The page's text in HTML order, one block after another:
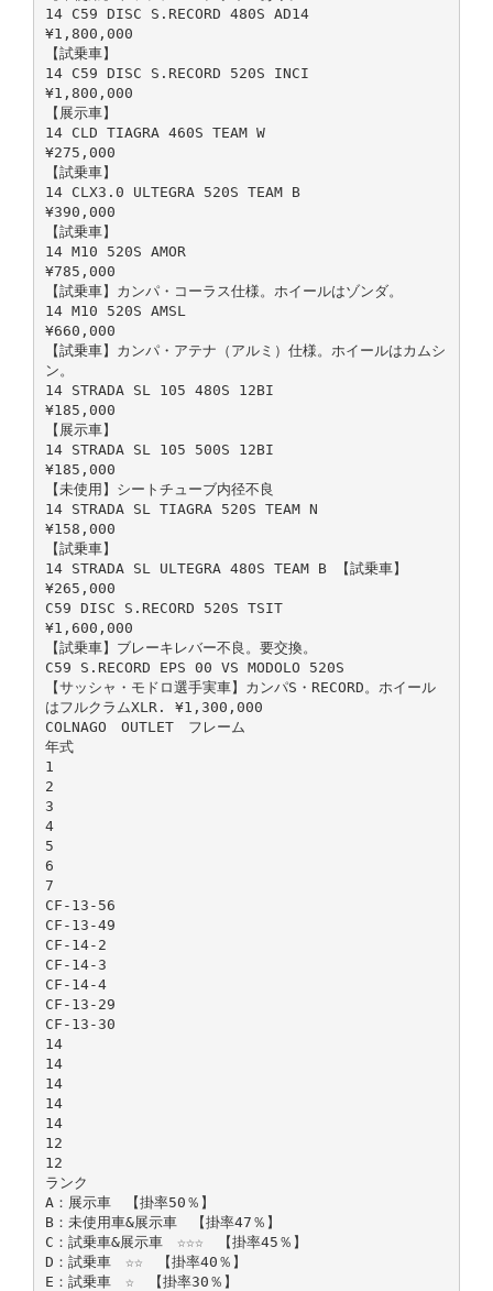
14 C59 DISC S.RECORD 480S AD14
¥1,800,000
【試乗車】
14 C59 DISC S.RECORD 520S INCI
¥1,800,000
【展示車】
14 CLD TIAGRA 460S TEAM W
¥275,000
【試乗車】
14 CLX3.0 ULTEGRA 520S TEAM B
¥390,000
【試乗車】
14 M10 520S AMOR
¥785,000
【試乗車】カンパ・コーラス仕様。ホイールはゾンダ。
14 M10 520S AMSL
¥660,000
【試乗車】カンパ・アテナ（アルミ）仕様。ホイールはカムシ
ン。
14 STRADA SL 105 480S 12BI
¥185,000
【展示車】
14 STRADA SL 105 500S 12BI
¥185,000
【未使用】シートチューブ内径不良
14 STRADA SL TIAGRA 520S TEAM N
¥158,000
【試乗車】
14 STRADA SL ULTEGRA 480S TEAM B 【試乗車】
¥265,000
C59 DISC S.RECORD 520S TSIT
¥1,600,000
【試乗車】ブレーキレバー不良。要交換。
C59 S.RECORD EPS 00 VS MODOLO 520S
【サッシャ・モドロ選手実車】カンパS・RECORD。ホイール
はフルクラムXLR. ¥1,300,000
COLNAGO OUTLET フレーム
年式
1
2
3
4
5
6
7
CF-13-56
CF-13-49
CF-14-2
CF-14-3
CF-14-4
CF-13-29
CF-13-30
14
14
14
14
14
12
12
ランク
A：展示車 【掛率50％】
B：未使用車&展示車 【掛率47％】
C：試乗車&展示車 ☆☆☆ 【掛率45％】
D：試乗車 ☆☆ 【掛率40％】
E：試乗車 ☆ 【掛率30％】